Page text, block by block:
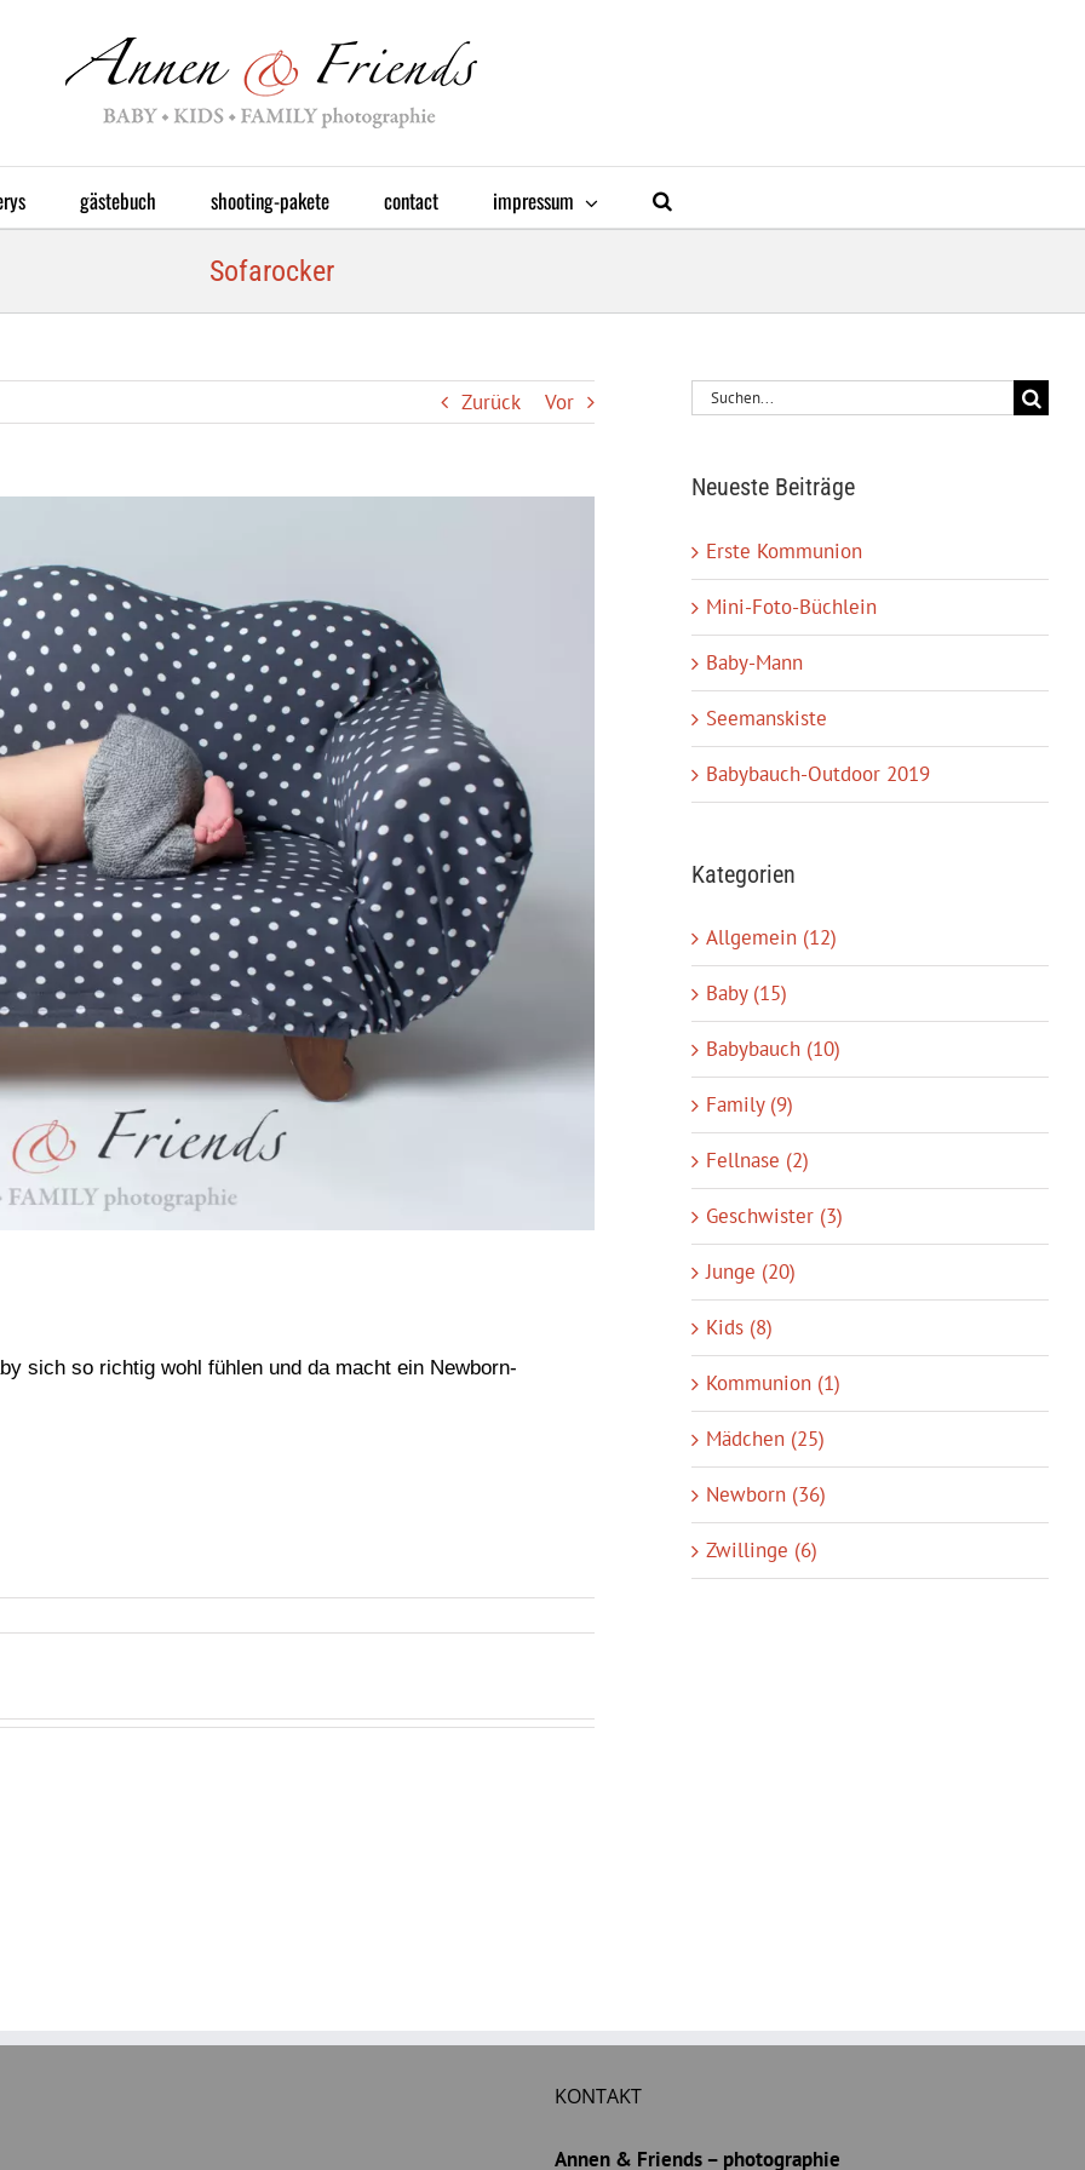
gästebuch shooting-pakete contact impressum
Sofarocker
Zurück Vor
sich so richtig wohl fühlen und da macht ein Newborn-
Suche
nach:
Neueste Beiträge
Erste Kommunion
Mini-Foto-Büchlein
Baby-Mann
Seemanskiste
Babybauch-Outdoor 2019
Kategorien
Allgemein (12)
Baby (15)
Babybauch (10)
Family (9)
Fellnase (2)
Geschwister (3)
Junge (20)
Kids (8)
Kommunion (1)
Mädchen (25)
Newborn (36)
Zwillinge (6)
KONTAKT
Annen & Friends – photographie